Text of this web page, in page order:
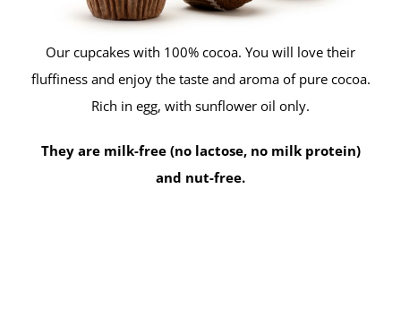
Our cupcakes with 100% cocoa. You will love their
fluffiness and enjoy the taste and aroma of pure cocoa.
Rich in egg, with sunflower oil only.
They are milk-free (no lactose, no milk protein)
and nut-free.